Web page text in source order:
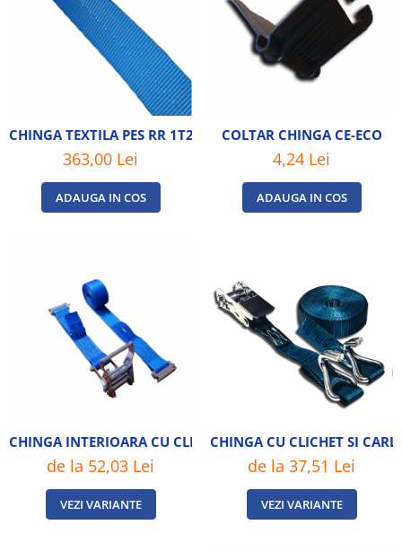
CHINGA TEXTILA PES RR 1T2 LATIME 25 MM - 100 ML
363,00 Lei
ADAUGA IN COS
COLTAR CHINGA CE-ECO
4,24 Lei
ADAUGA IN COS
CHINGA INTERIOARA CU CLICHET 2 TONE
de la 52,03 Lei
VEZI VARIANTE
CHINGA CU CLICHET SI
de la 37,51 Lei
VEZI VARIANTE